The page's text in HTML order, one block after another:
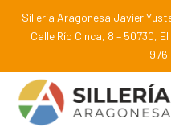
Sillería Aragonesa Javier
Calle Río Cinca, 8 – 50730,
976